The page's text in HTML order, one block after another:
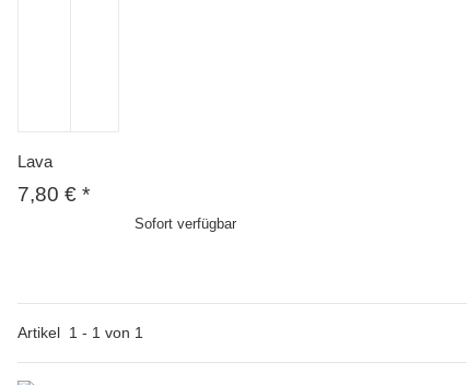
Lava
7,80 € *
Sofort verfügbar
Artikel 1 - 1 von 1